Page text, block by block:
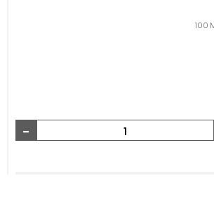
100
-